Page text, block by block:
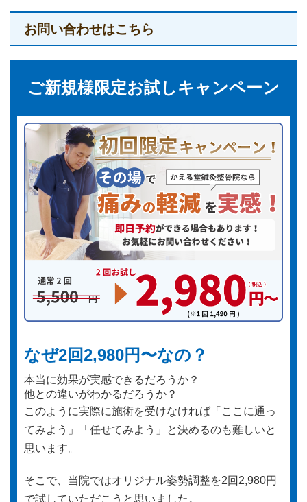
お問い合わせはこちら
ご新規様限定お試しキャンペーン
なぜ2回2,980円〜なの？
本当に効果が実感できるだろうか？
他との違いがわかるだろうか？
このように実際に施術を受けなければ「ここに通っ
てみよう」「任せてみよう」と決めるのも難しいと
思います。
そこで、当院ではオリジナル姿勢調整を2回2,980円
で試していただこうと思いました。